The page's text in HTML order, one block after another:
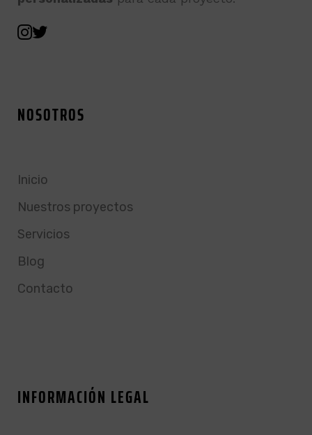
NOSOTROS
Inicio
Nuestros proyectos
Servicios
Blog
Contacto
INFORMACIÓN LEGAL